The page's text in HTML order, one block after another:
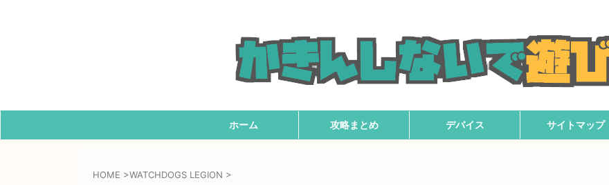
ホーム 攻略まとめ デバイス サイトマップ
HOME >WATCHDOGS LEGION >